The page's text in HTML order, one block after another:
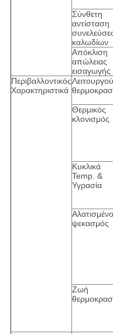
Σύνθετη
αντίσταση
καλωδίων
Απόκλιση
απώλειας
εισαγωγής
Περιβαλλοντικός
Χαρακτηριστικά
Θερμικός
κλονισμός
Κυκλικά
Temp. &
Υγρασία
ψεκασμός
Ζωή